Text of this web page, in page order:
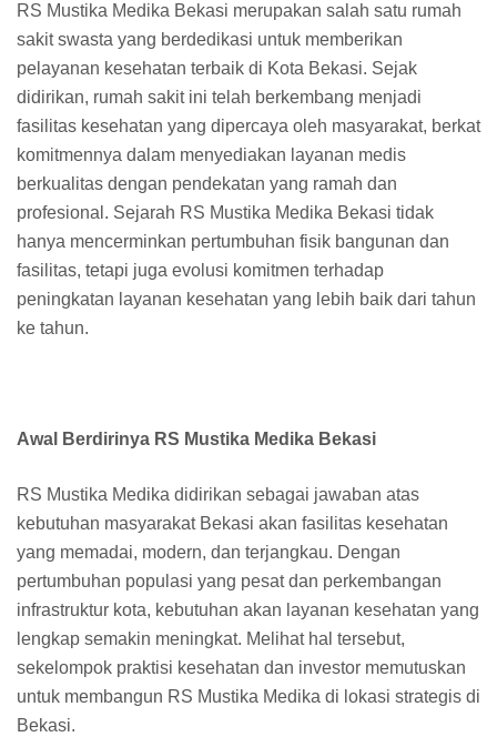
RS Mustika Medika Bekasi merupakan salah satu rumah
sakit swasta yang berdedikasi untuk memberikan
pelayanan kesehatan terbaik di Kota Bekasi. Sejak
didirikan, rumah sakit ini telah berkembang menjadi
fasilitas kesehatan yang dipercaya oleh masyarakat, berkat
komitmennya dalam menyediakan layanan medis
berkualitas dengan pendekatan yang ramah dan
profesional. Sejarah RS Mustika Medika Bekasi tidak
hanya mencerminkan pertumbuhan fisik bangunan dan
fasilitas, tetapi juga evolusi komitmen terhadap
peningkatan layanan kesehatan yang lebih baik dari tahun
ke tahun.
Awal Berdirinya RS Mustika Medika Bekasi
RS Mustika Medika didirikan sebagai jawaban atas
kebutuhan masyarakat Bekasi akan fasilitas kesehatan
yang memadai, modern, dan terjangkau. Dengan
pertumbuhan populasi yang pesat dan perkembangan
infrastruktur kota, kebutuhan akan layanan kesehatan yang
lengkap semakin meningkat. Melihat hal tersebut,
sekelompok praktisi kesehatan dan investor memutuskan
untuk membangun RS Mustika Medika di lokasi strategis di
Bekasi.